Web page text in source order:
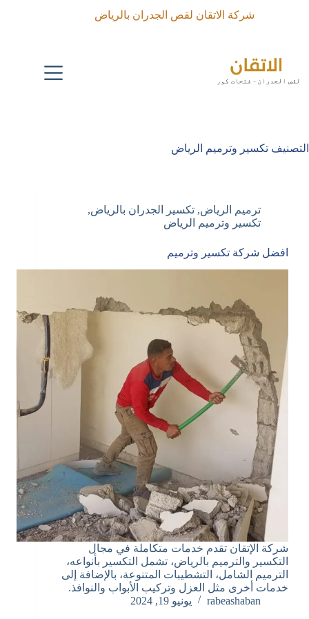
شركة الاتقان لقص الجدران بالرياض
التصنيف تكسير وترميم الرياض
ترميم الرياض, تكسير الجدران بالرياض,
تكسير وترميم الرياض
افضل شركة تكسير وترميم
شركة الإتقان تقدم خدمات متكاملة في مجال
التكسير والترميم بالرياض، تشمل التكسير بأنواعه،
الترميم الشامل، التشطيبات المتنوعة، بالإضافة إلى
خدمات أخرى مثل العزل وتركيب الأبواب والنوافذ.
rabeashaban
يونيو 19, 2024